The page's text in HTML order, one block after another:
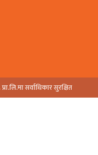
प्रा.लि.मा सर्वाधिकार सुरक्षित